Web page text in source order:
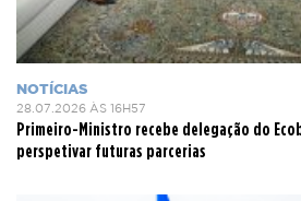
NOTÍCIAS
28.07.2026 ÀS 16H57
Primeiro-Ministro recebe delegação do
perspetivar futuras parcerias